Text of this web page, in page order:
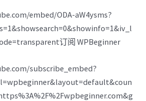
embed/ODA-aW4ysms?
订阅 WPBeginner
subscribe_embed?